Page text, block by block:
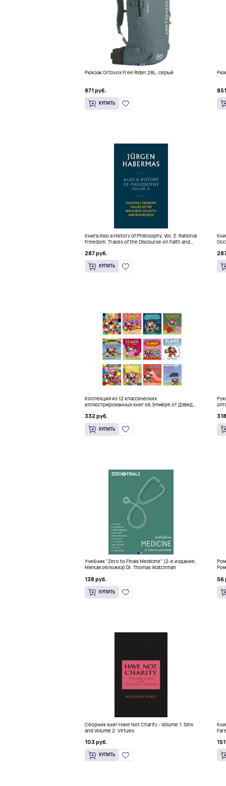
Рюкзак Ortovox Free Rider 28L, серый
871 руб.
КУПИТЬ
Книга Also a History of Philosophy, Vol. 3: Rational
Freedom. Traces of the Discourse on Faith and
287 руб.
КУПИТЬ
Коллекция из 12 классических
иллюстрированных книг об Элмере от Дэвида
332 руб.
КУПИТЬ
Учебник "Zero to Finals Medicine" (2-е издание,
Мягкая обложка) Dr. Thomas Watchman
138 руб.
КУПИТЬ
56
Сборник книг Have Not Charity - Volume 1: Sins
and Volume 2: Virtues
103 руб.
КУПИТЬ